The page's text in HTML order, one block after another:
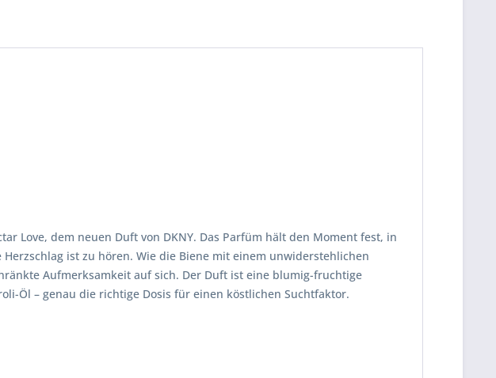
Love, dem neuen Duft von DKNY. Das Parfüm hält den Moment fest, in
ist zu hören. Wie die Biene mit einem unwiderstehlichen
Aufmerksamkeit auf sich. Der Duft ist eine blumig-fruchtige
Öl – genau die richtige Dosis für einen köstlichen Suchtfaktor.